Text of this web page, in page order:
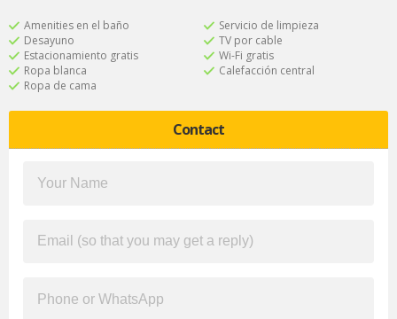
Amenities en el baño
Desayuno
Estacionamiento gratis
Ropa blanca
Ropa de cama
Servicio de limpieza
TV por cable
Wi-Fi gratis
Calefacción central
Contact